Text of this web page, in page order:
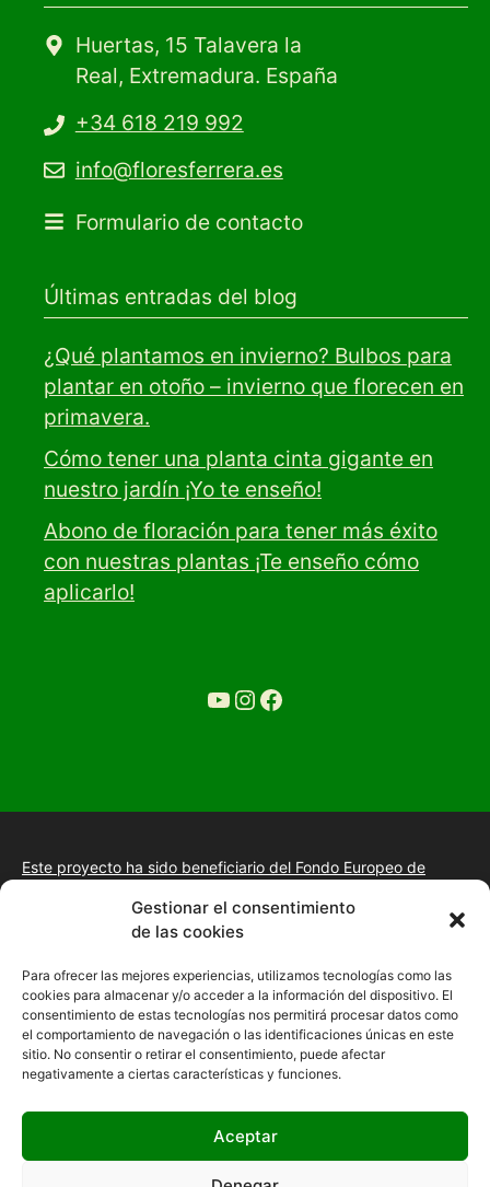
Gestionar el consentimiento
de las cookies
Para ofrecer las mejores experiencias, utilizamos tecnologías como las
cookies para almacenar y/o acceder a la información del dispositivo. El
consentimiento de estas tecnologías nos permitirá procesar datos como
el comportamiento de navegación o las identificaciones únicas en este
sitio. No consentir o retirar el consentimiento, puede afectar
negativamente a ciertas características y funciones.
Aceptar
Huertas, 15 Talavera la
Real, Extremadura. España
+34 618 219 992
info@floresferrera.es
Formulario de contacto
Últimas entradas del blog
¿Qué plantamos en invierno? Bulbos para
plantar en otoño – invierno que florecen en
primavera.
Cómo tener una planta cinta gigante en
nuestro jardín ¡Yo te enseño!
Abono de floración para tener más éxito
con nuestras plantas ¡Te enseño cómo
aplicarlo!
YouTube
Ir a la cuenta de Instagram de Restaurante Tuétano
Ir a la cuenta de facebook de Restaurante Tuétano
Este proyecto ha sido beneficiario del Fondo Europeo de
Proyecto de desarrollo web y tienda online, fomento de la
presencia “Online” mediante la implantación de una estrategia
mejora de imagen digital en las empresas de la Comunidad
Autónoma de Extremadura